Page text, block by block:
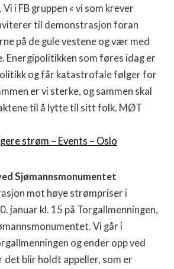
i FB gruppen « vi som krever
til demonstrasjon foran
på de gule vestene og vær med
Energipolitikken som føres idag er
og får katastrofale følger for
er vi sterke, og sammen skal
til å lytte til sitt folk. MØT
strøm – Events – Oslo
Sjømannsmonumentet
mot høye strømpriser i
januar kl. 15 på Torgallmenningen,
Vi går i
og ender opp ved
det blir holdt appeller, som er